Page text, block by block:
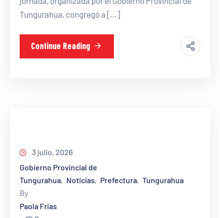
Tungurahua, congregó a […]
Continue Reading
3 julio, 2026
Gobierno Provincial de
Tungurahua‚ Noticias‚ Prefectura‚ Tungurahua
By
Paola Frías